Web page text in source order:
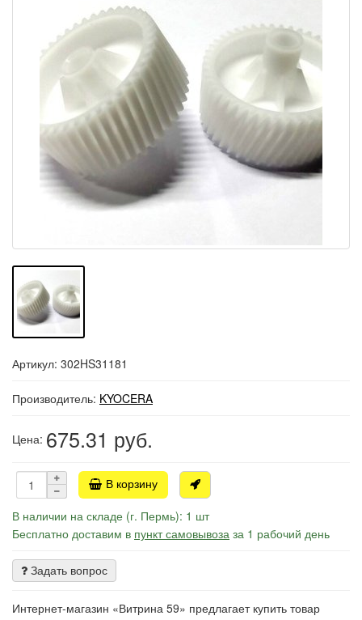
Артикул: 302HS31181
Производитель: KYOCERA
Цена: 675.31 руб.
В корзину
В наличии на складе (г. Пермь): 1 шт
Бесплатно доставим в пункт самовывоза за 1 рабочий день
Задать вопрос
Интернет-магазин «Витрина 59» предлагает купить товар